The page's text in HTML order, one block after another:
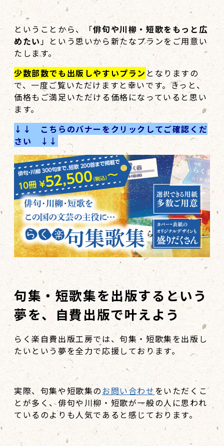
ということから、「俳句や川柳・短歌をもっと広
めたい」という思いから新たなプランをご用意い
たします。
少数部数でも出版しやすいプラン となりますの
で、一度ご覧いただけますと幸いです。きっと、
価格もご満足いただける価格になっていると思い
ます。
↓↓ こちらのバナーをクリックしてご確認くだ
さい ↓↓
句集・短歌集を出版するという
夢を、自費出版で叶えよう
らく楽自費出版工房では、句集・短歌集を出版し
たいという夢を全力で応援しております。
実際、句集や短歌集のお問い合わせをいただくこ
とが多く、俳句や川柳・短歌が一般の人に思われ
ているのよりも人気であると感じております。